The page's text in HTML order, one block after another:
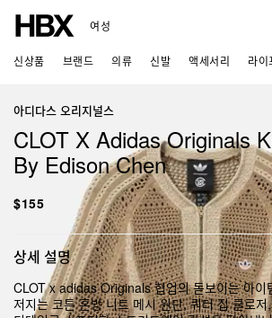
여성
신상품 브랜드 의류 신발 액세서리 라이
아디다스 오리지널스
CLOT X Adidas Originals
By Edison Chen
$155
상세 설명
CLOT x adidas Originals 협업의 돋보이는 아이
저지는 코튼 혼방 니트 메시 원단, 쿼터 집 클로